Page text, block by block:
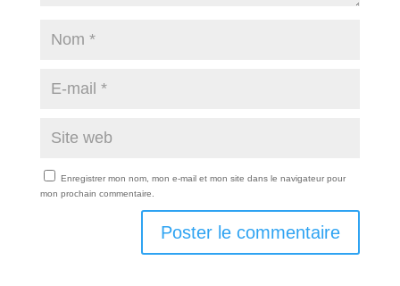
Enregistrer mon nom, mon e-mail et mon site dans le navigateur pour
mon prochain commentaire.